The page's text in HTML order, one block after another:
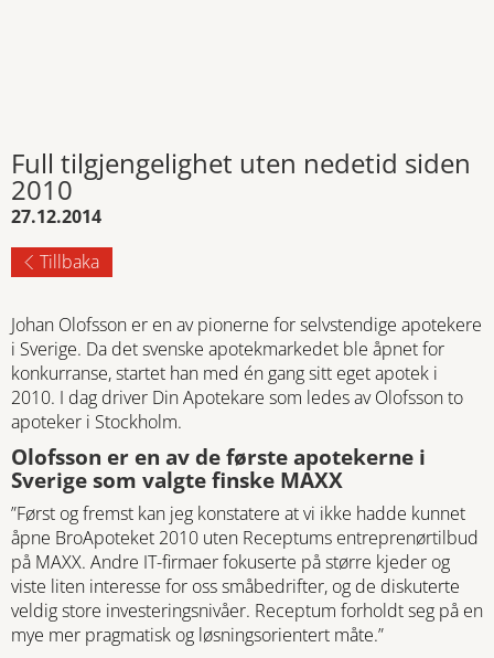
Full tilgjengelighet uten nedetid siden
2010
27.12.2014
Tillbaka
Johan Olofsson er en av pionerne for selvstendige apotekere
i Sverige. Da det svenske apotekmarkedet ble åpnet for
konkurranse, startet han med én gang sitt eget apotek i
2010. I dag driver Din Apotekare som ledes av Olofsson to
apoteker i Stockholm.
Olofsson er en av de første apotekerne i
Sverige som valgte finske MAXX
”Først og fremst kan jeg konstatere at vi ikke hadde kunnet
åpne BroApoteket 2010 uten Receptums entreprenørtilbud
på MAXX. Andre IT-firmaer fokuserte på større kjeder og
viste liten interesse for oss småbedrifter, og de diskuterte
veldig store investeringsnivåer. Receptum forholdt seg på en
mye mer pragmatisk og løsningsorientert måte.”